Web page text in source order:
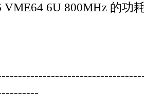
6U 800MHz 的功